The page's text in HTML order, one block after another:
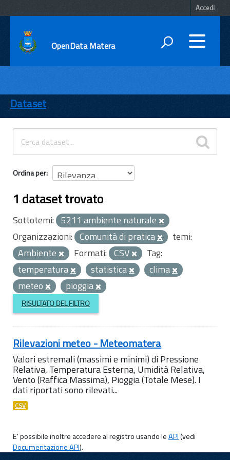
Accedi
OpenData Matera
ENTI
TEMI
INFORMAZIONI
Dataset
Ordina per
1 dataset trovato
Sottotemi: 5211 ambiente naturale
Organizzazioni: Comunità di pratica
temi:
Ambiente
Formati: CSV
Tag:
temperatura
statistica
clima
meteo
pioggia
RISULTATO DEL FILTRO
Rilevazioni meteo - Meteomatera
Valori estremali (massimi e minimi) di Pressione
Relativa, Temperatura Esterna, Umidità Relativa,
Vento (Raffica Massima), Pioggia (Totale Mese). I
dati riportati sono rilevati...
CSV
E' possibile inoltre accedere al registro usando leAPI(vedi
Documentazione API).